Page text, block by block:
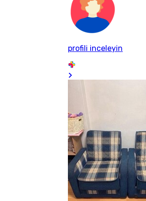
profili inceleyin